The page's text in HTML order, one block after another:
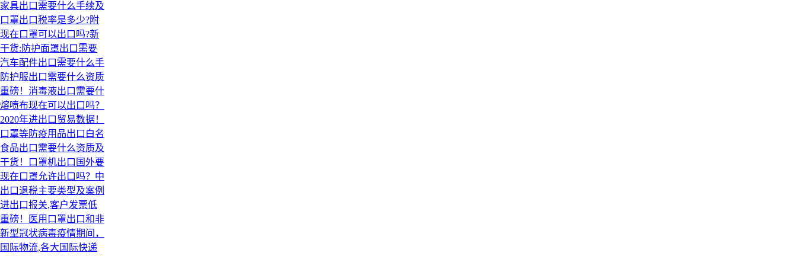
家具出口需要什么手续及
口罩出口税率是多少?附
现在口罩可以出口吗?新
干货:防护面罩出口需要
汽车配件出口需要什么手
防护服出口需要什么资质
重磅！消毒液出口需要什
熔喷布现在可以出口吗？
2020年进出口贸易数据！
口罩等防疫用品出口白名
食品出口需要什么资质及
干货！口罩机出口国外要
现在口罩允许出口吗？中
出口退税主要类型及案例
进出口报关,客户发票低
重磅！医用口罩出口和非
新型冠状病毒疫情期间，
国际物流,各大国际快递